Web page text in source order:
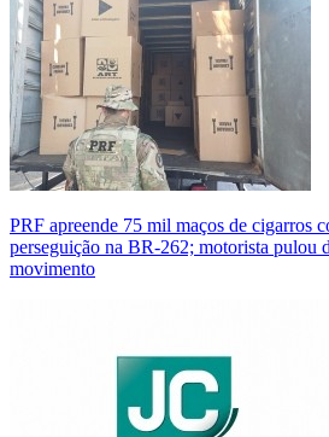
PRF apreende 75 mil maços de cigarros
perseguição na BR-262; motorista pulou
movimento